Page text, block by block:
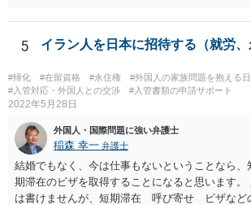
5 イラン人を日本に招待する（就労、
#帰化 #在留資格 #永住権
#外国人の家族問題を抱える日
#入管対応・外国人との交渉
#入管書類の申請サポート
2022年5月28日
外国人・国際問題に強い弁護士
稲森 幸一 弁護士
結婚でもなく、今は仕事もないということなら、
期滞在のビザを取得することになると思います。
は書けませんが、短期滞在 呼び寄せ ビザなど